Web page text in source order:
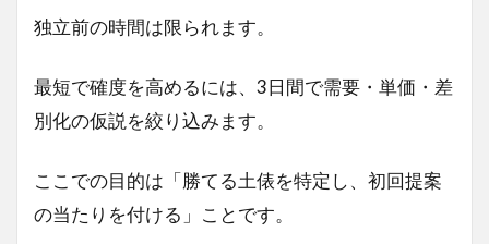
独立前の時間は限られます。
最短で確度を高めるには、3日間で需要・単価・差
別化の仮説を絞り込みます。
ここでの目的は「勝てる土俵を特定し、初回提案
の当たりを付ける」ことです。